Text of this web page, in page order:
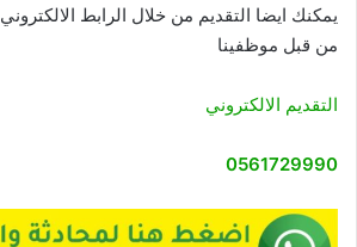
يمكنك ايضا التقديم من خلال الرابط
من قبل موظفينا
التقديم الالكتروني
0561729990